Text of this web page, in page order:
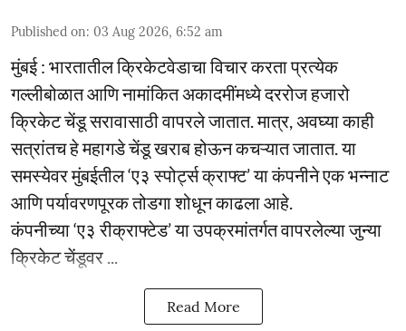
Published on: 03 Aug 2026, 6:52 am
मुंबई : भारतातील क्रिकेटवेडाचा विचार करता प्रत्येक
गल्लीबोळात आणि नामांकित अकादमींमध्ये दररोज हजारो
क्रिकेट चेंडू सरावासाठी वापरले जातात. मात्र, अवघ्या काही
सत्रांतच हे महागडे चेंडू खराब होऊन कचऱ्यात जातात. या
समस्येवर मुंबईतील ‘ए३ स्पोर्ट्स क्राफ्ट’ या कंपनीने एक भन्नाट
आणि पर्यावरणपूरक तोडगा शोधून काढला आहे.
कंपनीच्या ‘ए३ रीक्राफ्टेड’ या उपक्रमांतर्गत वापरलेल्या जुन्या
क्रिकेट चेंडूवर ...
Read More